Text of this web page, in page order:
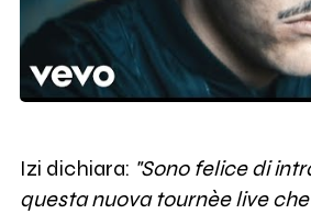
Izi dichiara: "Sono felice di
questa nuova tournèe live